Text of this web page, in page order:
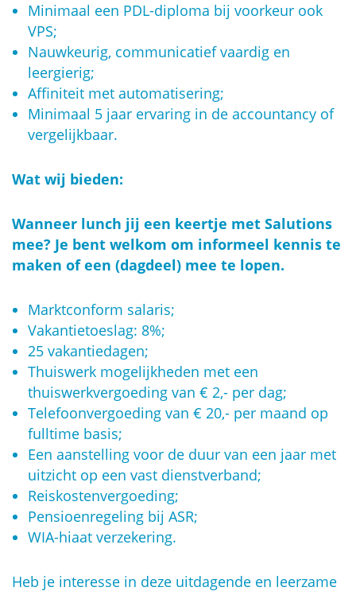
Minimaal een PDL-diploma bij voorkeur ook
VPS;
Nauwkeurig, communicatief vaardig en
leergierig;
Affiniteit met automatisering;
Minimaal 5 jaar ervaring in de accountancy of
vergelijkbaar.
Wat wij bieden:
Wanneer lunch jij een keertje met Salutions
mee? Je bent welkom om informeel kennis te
maken of een (dagdeel) mee te lopen.
Marktconform salaris;
Vakantietoeslag: 8%;
25 vakantiedagen;
Thuiswerk mogelijkheden met een
thuiswerkvergoeding van € 2,- per dag;
Telefoonvergoeding van € 20,- per maand op
fulltime basis;
Een aanstelling voor de duur van een jaar met
uitzicht op een vast dienstverband;
Reiskostenvergoeding;
Pensioenregeling bij ASR;
WIA-hiaat verzekering.
Heb je interesse in deze uitdagende en leerzame